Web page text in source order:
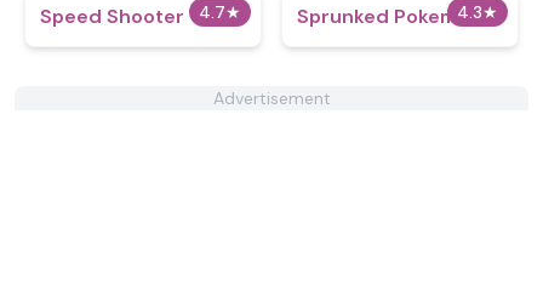
4.7★
Speed Shooter 4.3★
Sprunked Pokemon
Advertisement